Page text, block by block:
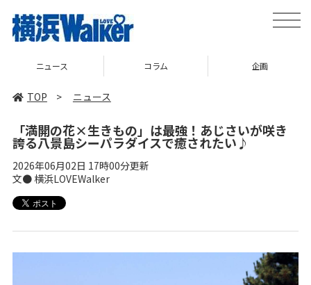
toggle
コラム 企画 TOP
TOP > ニュース
「満開の花×生きもの」は最強！あじさいが咲き
誇る八景島シーパラダイスで癒されたい♪
2026年06月02日 17時00分更新
文● 横浜LOVEWalker